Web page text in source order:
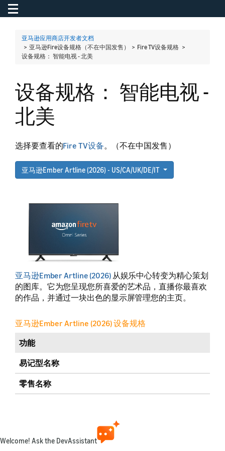
Toggle navigation
亚马逊应用商店开发者文档
> 亚马逊Fire设备规格（不在中国发售） > Fire TV设备规格 >
设备规格： 智能电视 - 北美
设备规格： 智能电视 -
北美
选择要查看的Fire TV设备。（不在中国发售）
亚马逊Ember Artline (2026) - US/CA/UK/DE/IT
亚马逊Ember Artline (2026)从娱乐中心转变为精心策划
的图库。它为您呈现您所喜爱的艺术品，直播你最喜欢
的作品，并通过一块出色的显示屏管理您的主页。
亚马逊Ember Artline (2026) 设备规格
功能
易记型名称
零售名称
（更多详情）
Welcome! Ask the DevAssistant